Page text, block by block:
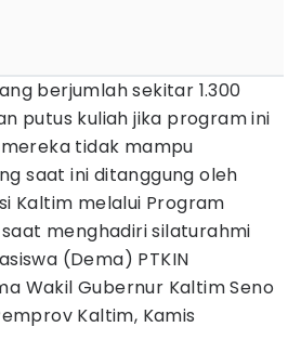
berjumlah sekitar 1.300
putus kuliah jika program ini
tidak mampu
saat ini ditanggung oleh
Kaltim melalui Program
menghadiri silaturahmi
(Dema) PTKIN
Wakil Gubernur Kaltim Seno
Kaltim, Kamis